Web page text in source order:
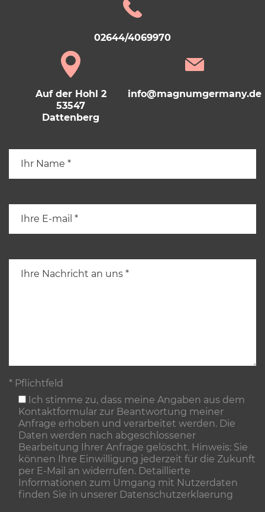
02644/4069970
Auf der Hohl 2
53547
Dattenberg
info@magnumgermany.de
* Pflichtfeld
Ich stimme zu, dass meine Angaben aus dem
Kontaktformular zur Beantwortung meiner
Anfrage erhoben und verarbeitet werden. Die
Daten werden nach abgeschlossener
Bearbeitung Ihrer Anfrage gelöscht. Hinweis: Sie
können Ihre Einwilligung jederzeit für die Zukunft
per E-Mail an widerrufen. Detaillierte
Informationen zum Umgang mit Nutzerdaten
finden Sie in unserer Datenschutzerklaerung